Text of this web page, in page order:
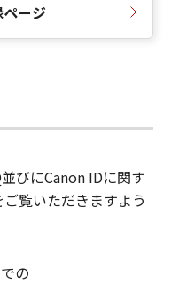
ージ
びにCanon IDに関す
ご覧いただきますよう
の